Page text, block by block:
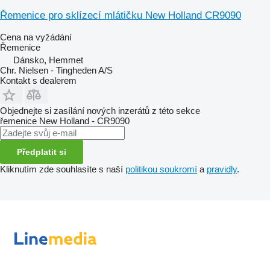
Řemenice pro sklízecí mlátičku New Holland CR9090
Cena na vyžádání
Řemenice
Dánsko, Hemmet
Chr. Nielsen - Tingheden A/S
Kontakt s dealerem
Objednejte si zasílání nových inzerátů z této sekce
řemenice New Holland - CR9090
Předplatit si
Kliknutím zde souhlasíte s naší politikou soukromí a pravidly.